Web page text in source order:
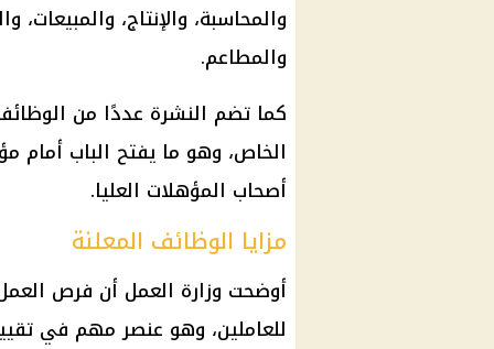
والمحاسبة، والإنتاج، والمبيعات،
والمطاعم.
كما تضم النشرة عددًا من
الخاص، وهو ما يفتح الباب
أصحاب المؤهلات العليا.
مزايا الوظائف المعلنة
أوضحت وزارة العمل أن فرص العمل
للعاملين، وهو عنصر مهم في